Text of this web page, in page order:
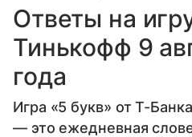
Ответы на
Тинькофф 9
года
Игра «5 букв» от Т-
— это ежедневная